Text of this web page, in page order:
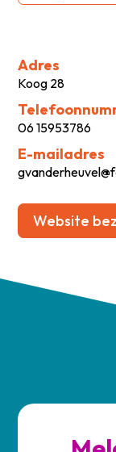
Adres
Koog 28
06 15953786
E-mailadres
Website